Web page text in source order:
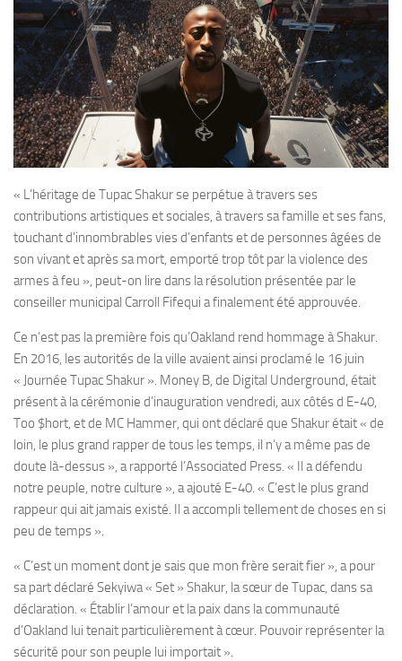
« L’héritage de Tupac Shakur se perpétue à travers ses
contributions artistiques et sociales, à travers sa famille et ses fans,
touchant d’innombrables vies d’enfants et de personnes âgées de
son vivant et après sa mort, emporté trop tôt par la violence des
armes à feu », peut-on lire dans la résolution présentée par le
conseiller municipal Carroll Fifequi a finalement été approuvée.
Ce n’est pas la première fois qu’Oakland rend hommage à Shakur.
En 2016, les autorités de la ville avaient ainsi proclamé le 16 juin
« Journée Tupac Shakur ». Money B, de Digital Underground, était
présent à la cérémonie d’inauguration vendredi, aux côtés d E-40,
Too $hort, et de MC Hammer, qui ont déclaré que Shakur était « de
loin, le plus grand rapper de tous les temps, il n’y a même pas de
doute là-dessus », a rapporté l’Associated Press. « Il a défendu
notre peuple, notre culture », a ajouté E-40. « C’est le plus grand
rappeur qui ait jamais existé. Il a accompli tellement de choses en si
peu de temps ».
« C’est un moment dont je sais que mon frère serait fier », a pour
sa part déclaré Sekyiwa « Set » Shakur, la sœur de Tupac, dans sa
déclaration. « Établir l’amour et la paix dans la communauté
d’Oakland lui tenait particulièrement à cœur. Pouvoir représenter la
sécurité pour son peuple lui importait ».